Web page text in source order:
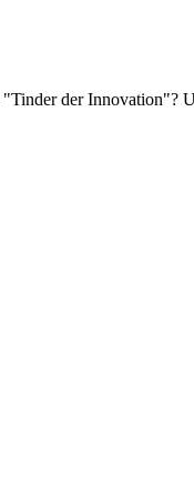
Tinder der Innovation ?